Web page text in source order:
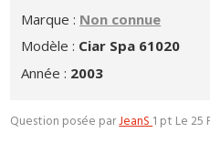
Marque : Non connue
Modèle : Ciar Spa 61020
Année : 2003
Question posée parJeanS1 pt Le 25